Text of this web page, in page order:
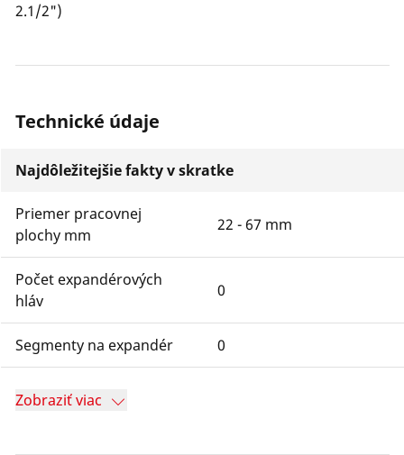
2.1/2")
Technické údaje
Najdôležitejšie fakty v skratke
Priemer pracovnej
plochy mm
22 - 67 mm
Počet expandérových
hláv
0
Segmenty na expandér 0
Zobraziť viac